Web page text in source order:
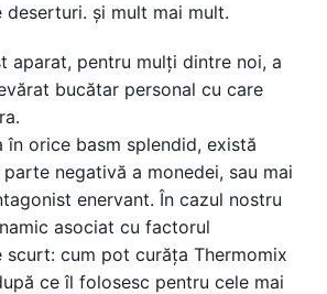
deserturi. și mult mai mult.
aparat, pentru mulți dintre noi, a
bucătar personal cu care
în orice basm splendid, există
negativă a monedei, sau mai
enervant. În cazul nostru
asociat cu factorul
scurt: cum pot curăța Thermomix
ce îl folosesc pentru cele mai